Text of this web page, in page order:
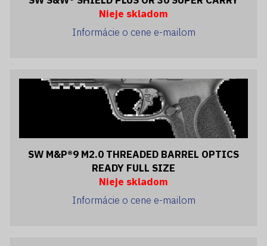
Nieje skladom
Informácie o cene e-mailom
SW M&P®9 M2.0 THREADED BARREL OPTICS
READY FULL SIZE
Nieje skladom
Informácie o cene e-mailom